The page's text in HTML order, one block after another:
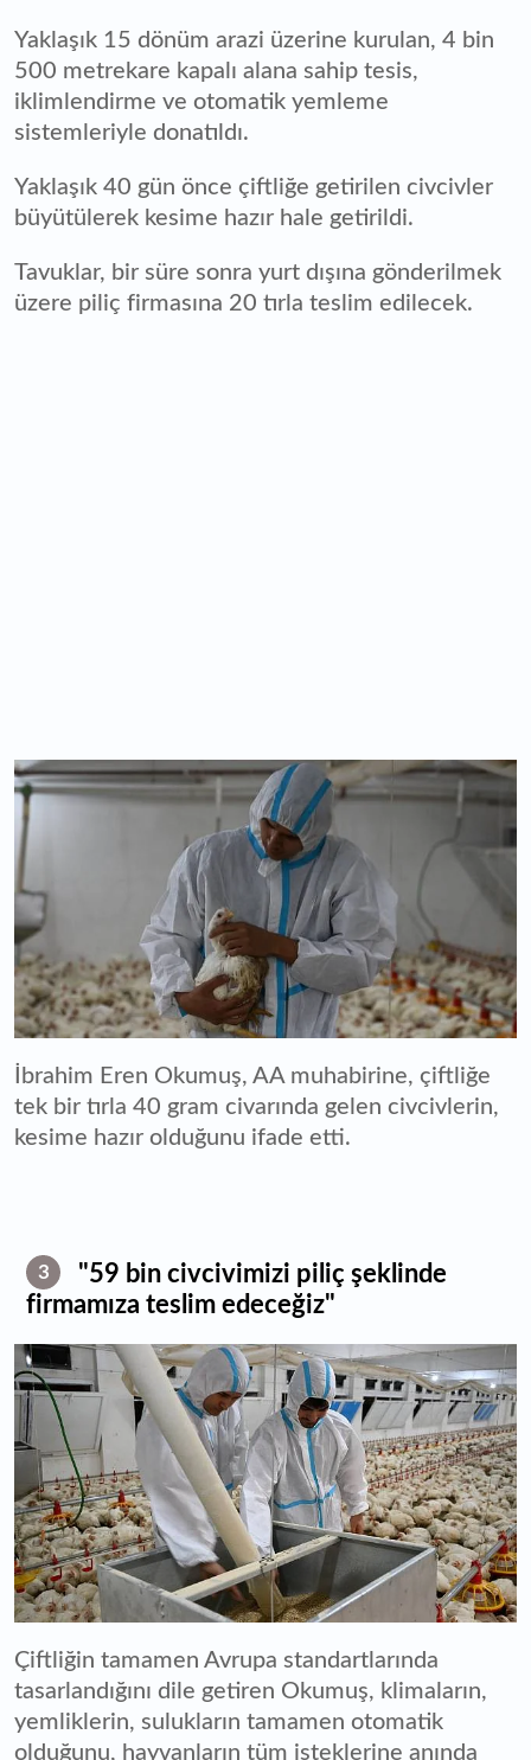
Yaklaşık 15 dönüm arazi üzerine kurulan, 4 bin
500 metrekare kapalı alana sahip tesis,
iklimlendirme ve otomatik yemleme
sistemleriyle donatıldı.
Yaklaşık 40 gün önce çiftliğe getirilen civcivler
büyütülerek kesime hazır hale getirildi.
Tavuklar, bir süre sonra yurt dışına gönderilmek
üzere piliç firmasına 20 tırla teslim edilecek.
İbrahim Eren Okumuş, AA muhabirine, çiftliğe
tek bir tırla 40 gram civarında gelen civcivlerin,
kesime hazır olduğunu ifade etti.
3
"59 bin civcivimizi piliç şeklinde
firmamıza teslim edeceğiz"
Çiftliğin tamamen Avrupa standartlarında
tasarlandığını dile getiren Okumuş, klimaların,
yemliklerin, sulukların tamamen otomatik
olduğunu, hayvanların tüm isteklerine anında